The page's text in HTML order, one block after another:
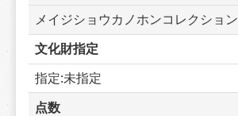
メイジショウカノホンコレクション
文化財指定
指定:未指定
点数